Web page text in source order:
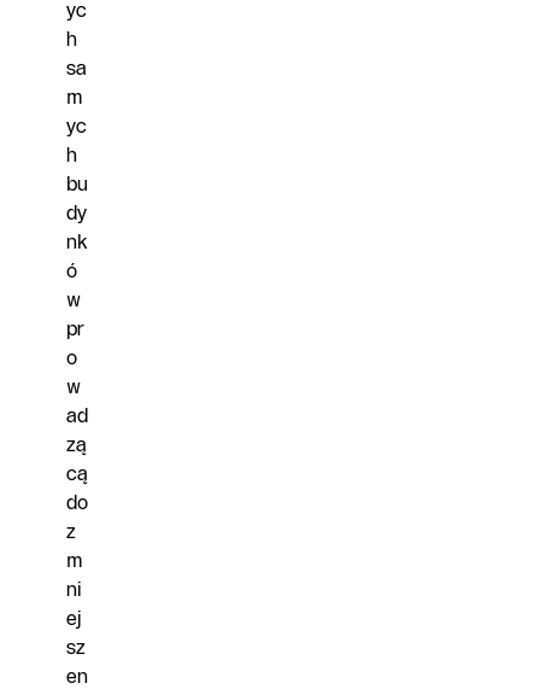
yc
h
sa
m
yc
h
bu
dy
nk
ó
w
pr
o
w
ad
zą
cą
do
z
m
ni
ej
sz
en